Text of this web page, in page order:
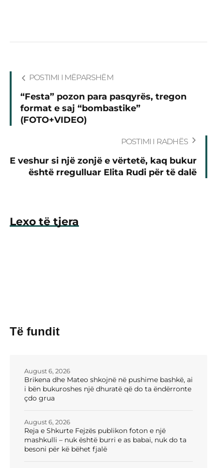
POSTIMI I MËPARSHËM
“Festa” pozon para pasqyrës, tregon
format e saj “bombastike”
(FOTO+VIDEO)
POSTIMI I RADHËS
E veshur si një zonjë e vërtetë, kaq bukur
është rregulluar Elita Rudi për të dalë
Lexo të tjera
Të fundit
Brikena dhe Mateo shkojnë në pushime bashkë, ai
i bën bukuroshes një dhuratë që do ta ëndërronte
çdo grua
August 6, 2026
Reja e Shkurte Fejzës publikon foton e një
mashkulli – nuk është burri e as babai, nuk do ta
besoni për kë bëhet fjalë
August 6, 2026